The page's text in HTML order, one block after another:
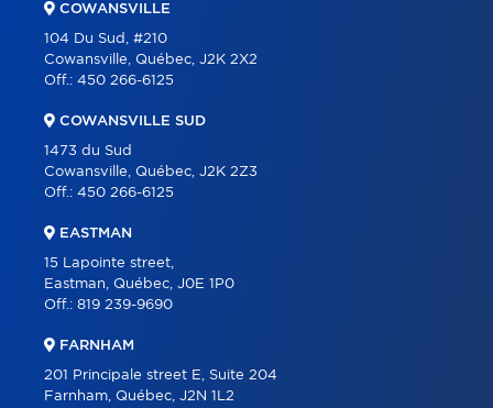
CONTACT
COWANSVILLE
104 Du Sud, #210
Cowansville, Québec, J2K 2X2
Off.: 450 266-6125
COWANSVILLE SUD
1473 du Sud
Cowansville, Québec, J2K 2Z3
Off.: 450 266-6125
EASTMAN
15 Lapointe street,
Eastman, Québec, J0E 1P0
Off.: 819 239-9690
FARNHAM
201 Principale street E, Suite 204
Farnham, Québec, J2N 1L2